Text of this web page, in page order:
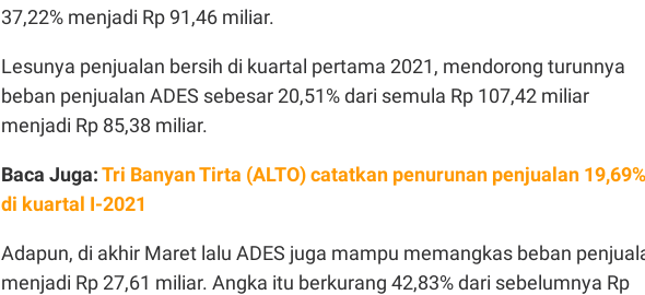
37,22% menjadi Rp 91,46 miliar.
Lesunya penjualan bersih di kuartal pertama 2021, mendorong turunnya
beban penjualan ADES sebesar 20,51% dari semula Rp 107,42 miliar
menjadi Rp 85,38 miliar.
Baca Juga:Tri Banyan Tirta (ALTO) catatkan penurunan penjualan 19,69%
di kuartal I-2021
Adapun, di akhir Maret lalu ADES juga mampu memangkas beban
menjadi Rp 27,61 miliar. Angka itu berkurang 42,83% dari sebelumnya Rp